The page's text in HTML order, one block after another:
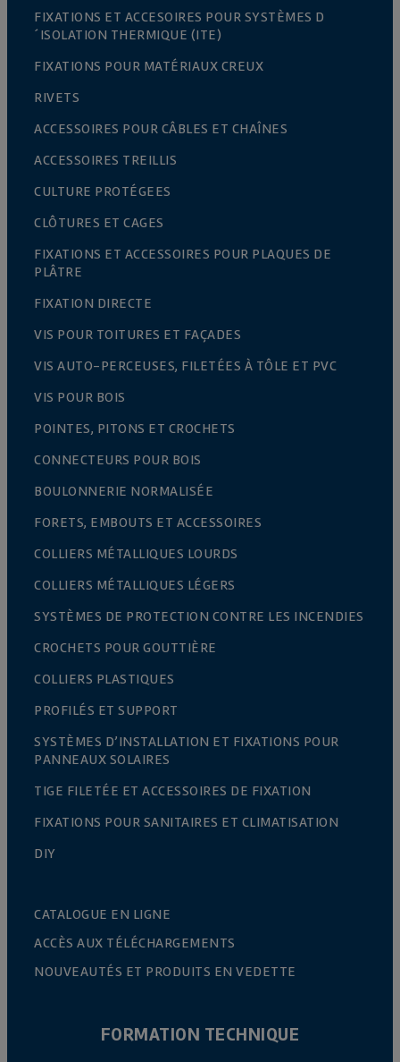
FIXATIONS ET ACCESOIRES POUR SYSTÈMES D
´ISOLATION THERMIQUE (ITE)
FIXATIONS POUR MATÉRIAUX CREUX
RIVETS
ACCESSOIRES POUR CÂBLES ET CHAÎNES
ACCESSOIRES TREILLIS
CULTURE PROTÉGEES
CLÔTURES ET CAGES
FIXATIONS ET ACCESSOIRES POUR PLAQUES DE
PLÂTRE
FIXATION DIRECTE
VIS POUR TOITURES ET FAÇADES
VIS AUTO-PERCEUSES, FILETÉES À TÔLE ET PVC
VIS POUR BOIS
POINTES, PITONS ET CROCHETS
CONNECTEURS POUR BOIS
BOULONNERIE NORMALISÉE
FORETS, EMBOUTS ET ACCESSOIRES
COLLIERS MÉTALLIQUES LOURDS
COLLIERS MÉTALLIQUES LÉGERS
SYSTÈMES DE PROTECTION CONTRE LES INCENDIES
CROCHETS POUR GOUTTIÈRE
COLLIERS PLASTIQUES
PROFILÉS ET SUPPORT
SYSTÈMES D’INSTALLATION ET FIXATIONS POUR
PANNEAUX SOLAIRES
TIGE FILETÉE ET ACCESSOIRES DE FIXATION
FIXATIONS POUR SANITAIRES ET CLIMATISATION
DIY
CATALOGUE EN LIGNE
ACCÈS AUX TÉLÉCHARGEMENTS
NOUVEAUTÉS ET PRODUITS EN VEDETTE
FORMATION TECHNIQUE